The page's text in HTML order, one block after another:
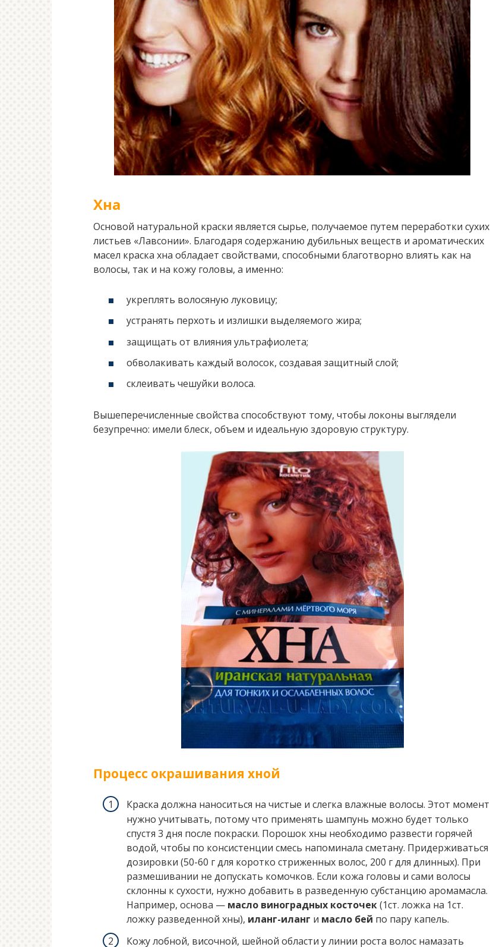
Хна
Основой натуральной краски является сырье, получаемое путем переработки сухих
листьев «Лавсонии». Благодаря содержанию дубильных веществ и ароматических
масел краска хна обладает свойствами, способными благотворно влиять как на
волосы, так и на кожу головы, а именно:
укреплять волосяную луковицу;
устранять перхоть и излишки выделяемого жира;
защищать от влияния ультрафиолета;
обволакивать каждый волосок, создавая защитный слой;
склеивать чешуйки волоса.
Вышеперечисленные свойства способствуют тому, чтобы локоны выглядели
безупречно: имели блеск, объем и идеальную здоровую структуру.
Процесс окрашивания хной
Краска должна наноситься на чистые и слегка влажные волосы. Этот момент
нужно учитывать, потому что применять шампунь можно будет только
спустя 3 дня после покраски. Порошок хны необходимо развести горячей
водой, чтобы по консистенции смесь напоминала сметану. Придерживаться
дозировки (50-60 г для коротко стриженных волос, 200 г для длинных). При
размешивании не допускать комочков. Если кожа головы и сами волосы
склонны к сухости, нужно добавить в разведенную субстанцию аромамасла.
Например, основа — масло виноградных косточек(1ст. ложка на 1ст.
ложку разведенной хны), иланг-иланг и масло бей по пару капель.
Кожу лобной, височной, шейной области у линии роста волос намазать